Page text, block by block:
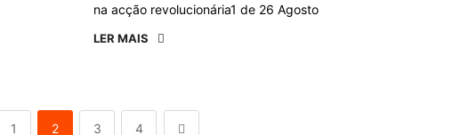
na acção revolucionária1 de 26 Agosto
LER MAIS
1 2 3 4